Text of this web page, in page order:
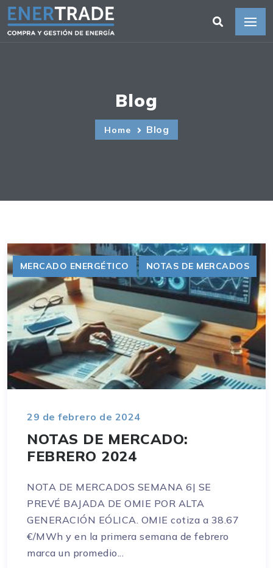
Blog
Home Blog
MERCADO ENERGÉTICO NOTAS DE MERCADOS
29 de febrero de 2024
NOTAS DE MERCADO:
FEBRERO 2024
NOTA DE MERCADOS SEMANA 6| SE
PREVÉ BAJADA DE OMIE POR ALTA
GENERACIÓN EÓLICA. OMIE cotiza a 38.67
€/MWh y en la primera semana de febrero
marca un promedio...